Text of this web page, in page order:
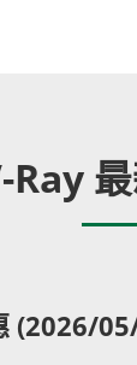
Ray
(2026/